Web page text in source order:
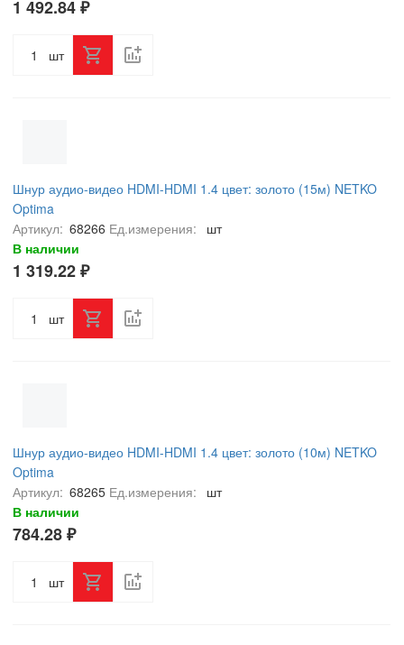
1 492.84 ₽
шт
Шнур аудио-видео HDMI-HDMI 1.4 цвет: золото (15м) NETKO
Optima
Артикул: 68266 Ед.измерения:
шт
В наличии
1 319.22 ₽
шт
Шнур аудио-видео HDMI-HDMI 1.4 цвет: золото (10м) NETKO
Optima
Артикул: 68265 Ед.измерения:
шт
В наличии
784.28 ₽
шт